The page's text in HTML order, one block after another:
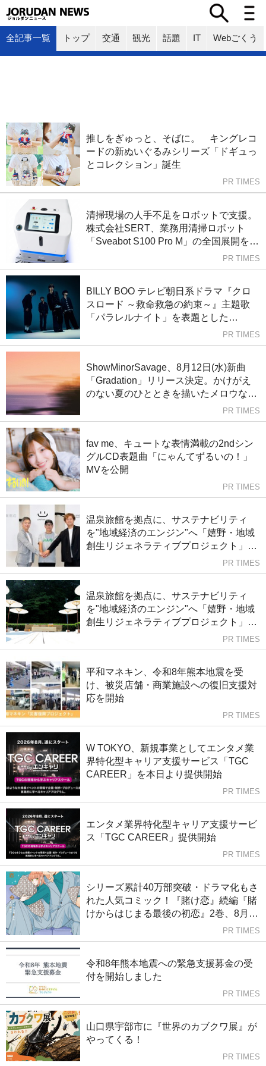
全記事一覧 トップ 交通 観光 話題 IT Webごくう
推しをぎゅっと、そばに。 キングレコ
ードの新ぬいぐるみシリーズ「ドギュっ
とコレクション」誕生
PR TIMES
清掃現場の人手不足をロボットで支援。
株式会社SERT、業務用清掃ロボット
「Sveabot S100 Pro M」の全国展開を本
PR TIMES
BILLY BOO テレビ朝日系ドラマ『クロ
スロード ～救命救急の約束～』主題歌
「パラレルナイト」を表題とした
EP「パラレルナイト-EP-」を配信リリ
ース！新曲「BANDAGE」ライブ映像を
PR TIMES
ShowMinorSavage、8月12日(水)新曲
「Gradation」リリース決定。かけがえ
のない夏のひとときを描いたメロウな
PR TIMES
fav me、キュートな表情満載の2ndシン
グルCD表題曲「にゃんてずるいの！」
MVを公開
PR TIMES
温泉旅館を拠点に、サステナビリティ
を"地域経済のエンジン"へ「嬉野・地域
創生リジェネラティブプロジェクト」を
PR TIMES
温泉旅館を拠点に、サステナビリティ
を"地域経済のエンジン"へ「嬉野・地域
創生リジェネラティブプロジェクト」を
PR TIMES
平和マネキン、令和8年熊本地震を受
け、被災店舗・商業施設への復旧支援対
応を開始
PR TIMES
W TOKYO、新規事業としてエンタメ業
界特化型キャリア支援サービス「TGC
CAREER」を本日より提供開始
PR TIMES
エンタメ業界特化型キャリア支援サービ
ス「TGC CAREER」提供開始
PR TIMES
シリーズ累計40万部突破・ドラマ化もさ
れた人気コミック！『賭け恋』続編『賭
けからはじまる最後の初恋』2巻、8月10
PR TIMES
令和8年熊本地震への緊急支援募金の受
付を開始しました
PR TIMES
山口県宇部市に『世界のカブクワ展』が
やってくる！
PR TIMES